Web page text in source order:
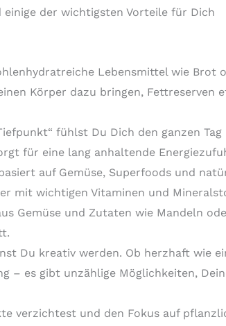
der wichtigsten Vorteile für Dich
Lebensmittel wie Brot
Körper dazu bringen, Fettreserven
fühlst Du Dich den ganzen
für eine lang anhaltende
auf Gemüse, Superfoods und
mit wichtigen Vitaminen und
Gemüse und Zutaten wie Mandeln
Du kreativ werden. Ob herzhaft wie
– es gibt unzählige Möglichkeiten,
verzichtest und den Fokus auf